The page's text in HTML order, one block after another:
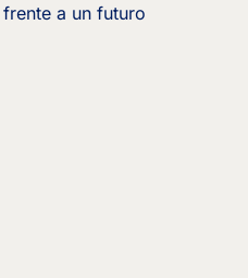
a un futuro